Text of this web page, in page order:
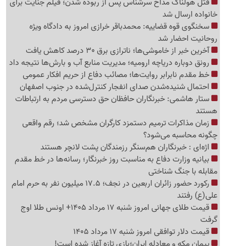
خانواده ارسال شد
سخنگوی قوه قضاییه: محمدباقر خرازی امروز به دادگاه ویژه
روحانیت احضار شد
آخرین خبر از خاموشی‌ها؛ ناترازی برق 30 درصد کاهش یافت
رونق دوباره دریاچه ارومیه؛ مدیریت منابع آب و بارش‌ها نتیجه داد
خط مقدم نابرابر روایت‌ها؛ مصائب دفاع از حریم افکار عمومی
احتمال شنیده‌شدن صدای انفجار کنترل‌شده در جنوب اصفهان
ستار هاشمی: خبرنگاران حافظان حق دسترسی مردم به ارتباطات
هستند
زمان مذاکرات ترمیم دستمزد کارگران مشخص شد؛ رقم واقعی
چگونه محاسبه می‌شود؟
اژه‌ای : خبرنگاران هم‌سنگر رزمندگان پشت لانچر هستند
بیانیه وزارت دفاع به مناسبت روز خبرنگار؛ رسانه‌ها در خط مقدم
مقابله با جنگ شناختی
رکورد حضور زائران اربعین در نجف؛ 17.5 میلیون نفر به حرم امام
علی(ع) رفتند
قیمت طلای جهانی امروز شنبه 17 مرداد 1405+ اونس طلا اوج
گرفت
قیمت دلار توافقی امروز شنبه 17 مرداد 1405